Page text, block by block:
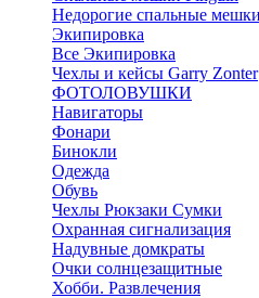
Недорогие спальные мешки
Экипировка
Все Экипировка
Чехлы и кейсы Garry Zonter
ФОТОЛОВУШКИ
Навигаторы
Фонари
Бинокли
Одежда
Обувь
Чехлы Рюкзаки Сумки
Охранная сигнализация
Надувные домкраты
Очки солнцезащитные
Хобби. Развлечения